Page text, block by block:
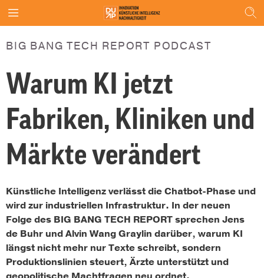
BIG BANG TECH REPORT PODCAST
Warum KI jetzt
Fabriken, Kliniken und
Märkte verändert
Künstliche Intelligenz verlässt die Chatbot-Phase und
wird zur industriellen Infrastruktur. In der neuen
Folge des BIG BANG TECH REPORT sprechen Jens
de Buhr und Alvin Wang Graylin darüber, warum KI
längst nicht mehr nur Texte schreibt, sondern
Produktionslinien steuert, Ärzte unterstützt und